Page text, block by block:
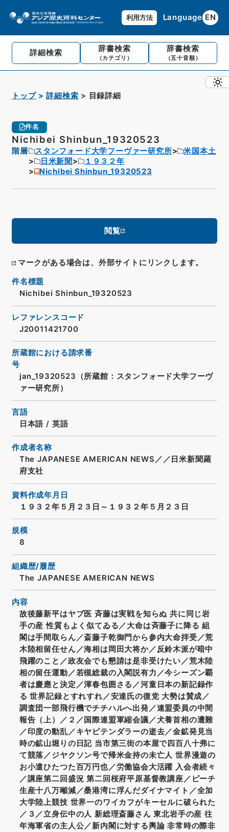
利用方法 Language EN
詳細検索 辞書検索
（カテゴリ）
辞書検索
（五十音順）
トップ 詳細検索 目録詳細
件名
Nichibei Shinbun_19320523
階層 スタンフォード大学フーヴァー研究所
米国本土
日米新聞
１９３２年
Nichibei Shinbun_19320523
閲覧
マークがある場合は、外部サイトにリンクします。
件名標題
Nichibei Shinbun_19320523
レファレンスコード
J20011421700
所蔵館における請求番
号
jan_19320523（所蔵館：スタンフォード大学フーヴ
ァー研究所）
言語
日本語 / 英語
作成者名称
The JAPANESE AMERICAN NEWS／／日米新聞羅
府支社
資料作成年月日
１９３２年５月２３日～１９３２年５月２３日
規模
8
組織歴/履歴
The JAPANESE AMERICAN NEWS
内容
故後藤新平はヤブ医 斉藤は実戦を知らぬ 共に同じ岩
手の産 性質もよく似てゐる／大命は斉藤子に降る 組
閣は手間取らん／斎藤子乾御門から参内大命拝受／荒
木陸相留任せん／海相は岡田大将か／反鈴木派が暗中
飛躍のこと／政友会でも懇請は是非受けたい／荒木陸
相の留任運動／若槻総裁の入閣説有力／今シーズン覇
者は慶應と決定／渾春包囲さる／河童日本の新記録作
る 世界記録とすれすれ／安達氏の復党 大勢は賛成／
調査団一部飛行機でチチハルへ出発／連盟委員の中間
報告（上）／２／国際連盟軍縮会議／犬養首相の遭難
／印度の動乱／キヤピテンダラーの逝去／金鉱発見当
時の鉱山堀りの日記 当市第三街の本屋で四百八十弗に
て競落／ジヤクソン号で帰米金持の未亡人 世界漫遊の
お小遣ひたつた百万円也／労働協会大活躍 入会者続々
／講座第二回盛況 第二回桜府平原基督教講座／ピーチ
生産十八万噸減／桑港湾に浮んだダイナマイト／全加
大学陸上競技 世界一のワイカフがキーセルに破られた
／３／立身伝中の人 新総理斎藤さん 東北岩手の産 往
年海軍省の主人公／新内閣に対する輿論 非常時の際非